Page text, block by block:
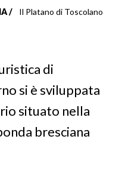
Il Platano di Toscolano
di
si è sviluppata
situato nella
bresciana